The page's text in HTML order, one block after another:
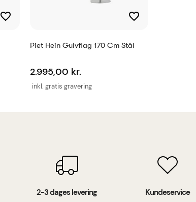
Piet Hein Gulvflag 170 Cm Stål
inkl. gratis gravering
2.995,00 kr.
2-3 dages levering Kundeservice